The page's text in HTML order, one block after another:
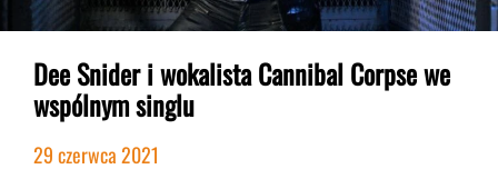
Dee Snider i wokalista Cannibal Corpse we
wspólnym singlu
29 czerwca 2021